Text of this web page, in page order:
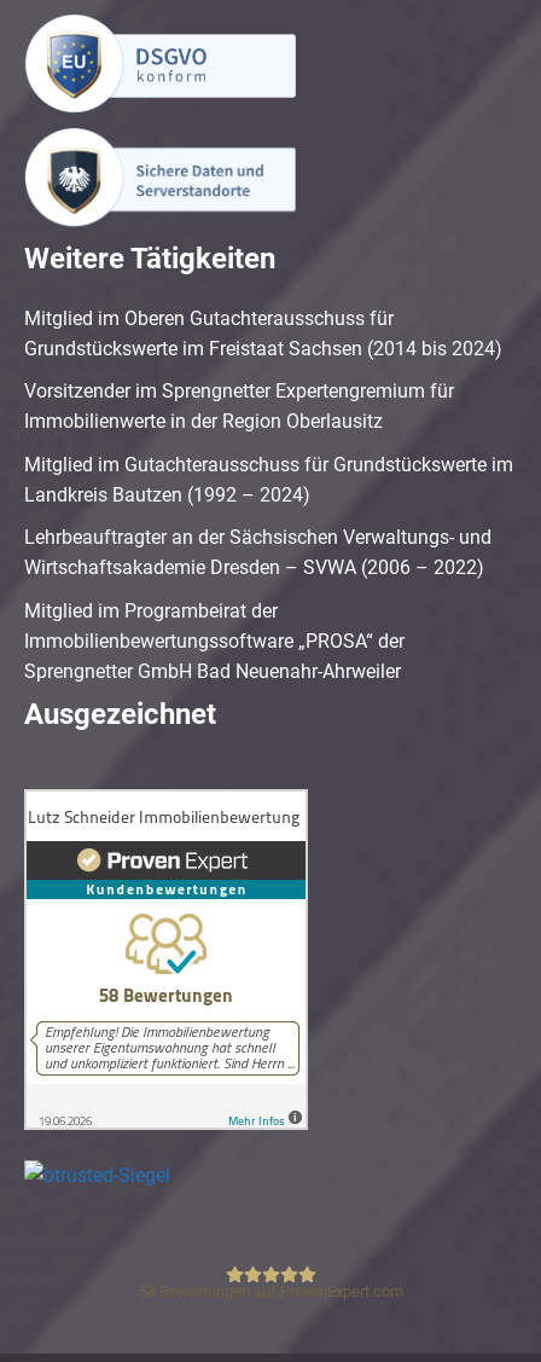
Weitere Tätigkeiten
Mitglied im Oberen Gutachterausschuss für
Grundstückswerte im Freistaat Sachsen (2014 bis 2024)
Vorsitzender im Sprengnetter Expertengremium für
Immobilienwerte in der Region Oberlausitz
Mitglied im Gutachterausschuss für Grundstückswerte im
Landkreis Bautzen (1992 – 2024)
Lehrbeauftragter an der Sächsischen Verwaltungs- und
Wirtschaftsakademie Dresden – SVWA (2006 – 2022)
Mitglied im Programbeirat der
Immobilienbewertungssoftware „PROSA“ der
Sprengnetter GmbH Bad Neuenahr-Ahrweiler
Ausgezeichnet
Lutz Schneider Immobilienbewertung
58 Bewertungen auf ProvenExpert.com